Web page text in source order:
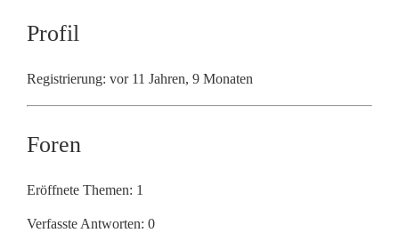
Profil
Registrierung: vor 11 Jahren, 9 Monaten
Foren
Eröffnete Themen: 1
Verfasste Antworten: 0